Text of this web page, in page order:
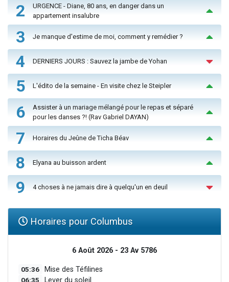
2
URGENCE - Diane, 80 ans, en danger dans un
appartement insalubre
3 Je manque d'estime de moi, comment y remédier ?
4 DERNIERS JOURS : Sauvez la jambe de Yohan
5 L'édito de la semaine - En visite chez le Steipler
6
Assister à un mariage mélangé pour le repas et séparé
pour les danses ?! (Rav Gabriel DAYAN)
7 Horaires du Jeûne de Ticha Béav
8 Elyana au buisson ardent
9 4 choses à ne jamais dire à quelqu'un en deuil
Horaires pour Columbus
6 Août 2026 - 23 Av 5786
05:36 Mise des Téfilines
06:35 Lever du soleil